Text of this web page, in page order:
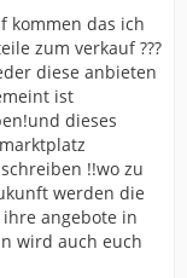
der fälle
(und sowas
her???"
wir alle hier
das recht das
dann sorry...
kommen das ich
zum verkauf ???
diese anbieten
ist
dieses
!!wo zu
werden die
angebote in
wird auch euch